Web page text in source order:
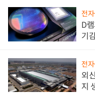
전
D
기
전
외
지